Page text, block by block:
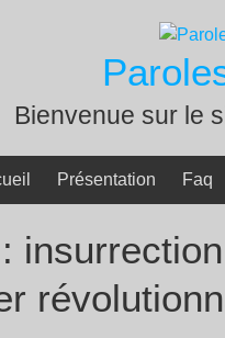
Bienvenue sur le
Présentation Faq